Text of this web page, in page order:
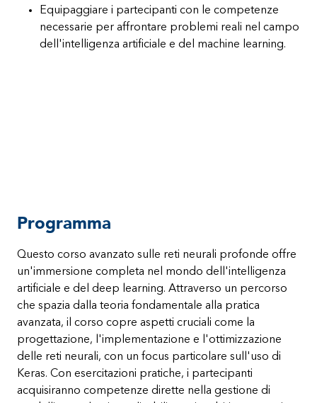
Equipaggiare i partecipanti con le competenze
necessarie per affrontare problemi reali nel campo
dell'intelligenza artificiale e del machine learning.
Programma
Questo corso avanzato sulle reti neurali profonde offre
un'immersione completa nel mondo dell'intelligenza
artificiale e del deep learning. Attraverso un percorso
che spazia dalla teoria fondamentale alla pratica
avanzata, il corso copre aspetti cruciali come la
progettazione, l'implementazione e l'ottimizzazione
delle reti neurali, con un focus particolare sull'uso di
Keras. Con esercitazioni pratiche, i partecipanti
acquisiranno competenze dirette nella gestione di